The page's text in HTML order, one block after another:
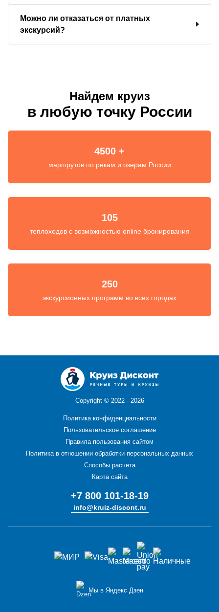
Можно ли отказаться от платных
экскурсий?
Найдем круиз
в любую точку России
4500 +
маршрутов по рекам и озерам России
105
теплоходов с возможностью online бронирования
250
экскурсионных программ во всех городах
Copyright © 2022 - 2026
Политика конфиденциальности
Пользовательское соглашение
Правила пользования сайтом
Политика в отношении обработки персональных данных
Способы расчета
Карта сайта
+7 800 101-18-19
info@kruiz-discont.ru
Мы в Яндекс Дзен